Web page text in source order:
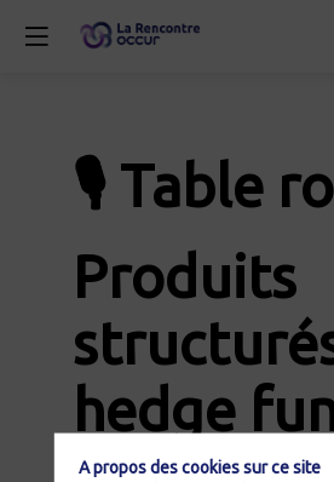
🎙️ Table
Produits
hedge
A propos des cookies sur ce site